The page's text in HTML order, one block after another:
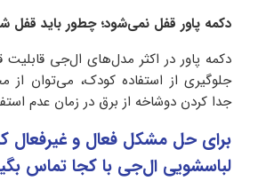
دکمه پاور قفل نمی‌شود؛ چطور باید قفل
دکمه پاور در اکثر مدل‌های ال‌جی
جلوگیری از استفاده کودک، می‌توان از
جدا کردن دوشاخه از برق در زمان عدم
برای حل مشکل فعال و غیرفعال
لباسشویی ال‌جی با کجا تماس